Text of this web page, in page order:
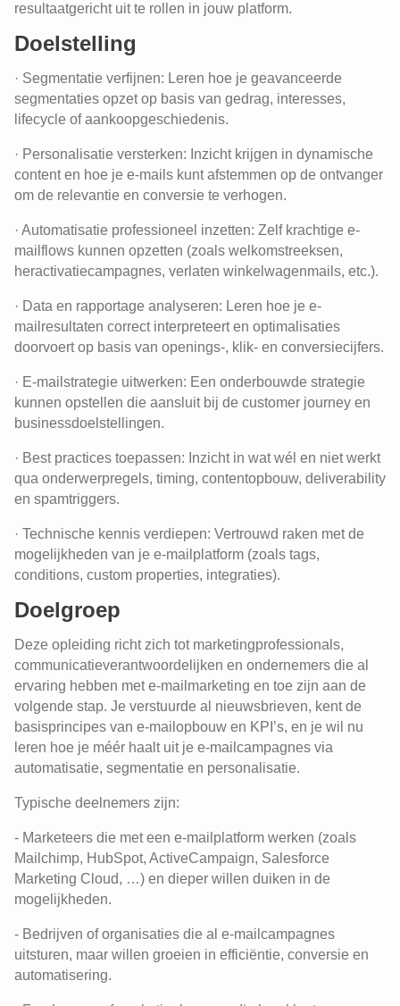
resultaatgericht uit te rollen in jouw platform.
Doelstelling
· Segmentatie verfijnen: Leren hoe je geavanceerde
segmentaties opzet op basis van gedrag, interesses,
lifecycle of aankoopgeschiedenis.
· Personalisatie versterken: Inzicht krijgen in dynamische
content en hoe je e-mails kunt afstemmen op de ontvanger
om de relevantie en conversie te verhogen.
· Automatisatie professioneel inzetten: Zelf krachtige e-
mailflows kunnen opzetten (zoals welkomstreeksen,
heractivatiecampagnes, verlaten winkelwagenmails, etc.).
· Data en rapportage analyseren: Leren hoe je e-
mailresultaten correct interpreteert en optimalisaties
doorvoert op basis van openings-, klik- en conversiecijfers.
· E-mailstrategie uitwerken: Een onderbouwde strategie
kunnen opstellen die aansluit bij de customer journey en
businessdoelstellingen.
· Best practices toepassen: Inzicht in wat wél en niet werkt
qua onderwerpregels, timing, contentopbouw, deliverability
en spamtriggers.
· Technische kennis verdiepen: Vertrouwd raken met de
mogelijkheden van je e-mailplatform (zoals tags,
conditions, custom properties, integraties).
Doelgroep
Deze opleiding richt zich tot marketingprofessionals,
communicatieverantwoordelijken en ondernemers die al
ervaring hebben met e-mailmarketing en toe zijn aan de
volgende stap. Je verstuurde al nieuwsbrieven, kent de
basisprincipes van e-mailopbouw en KPI’s, en je wil nu
leren hoe je méér haalt uit je e-mailcampagnes via
automatisatie, segmentatie en personalisatie.
Typische deelnemers zijn:
- Marketeers die met een e-mailplatform werken (zoals
Mailchimp, HubSpot, ActiveCampaign, Salesforce
Marketing Cloud, …) en dieper willen duiken in de
mogelijkheden.
- Bedrijven of organisaties die al e-mailcampagnes
uitsturen, maar willen groeien in efficiëntie, conversie en
automatisering.